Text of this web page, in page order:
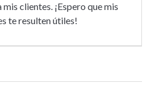
mis clientes. ¡Espero que mis
te resulten útiles!